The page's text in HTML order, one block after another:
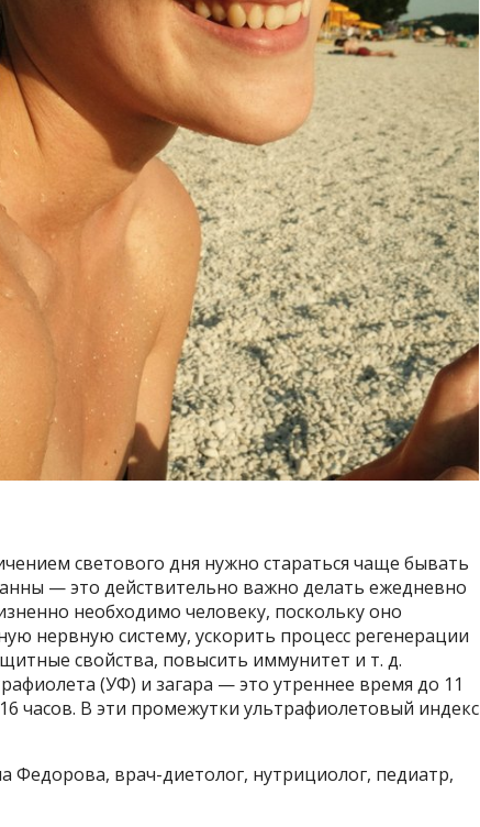
светового дня нужно стараться чаще бывать
— это действительно важно делать ежедневно
необходимо человеку, поскольку оно
нервную систему, ускорить процесс регенерации
свойства, повысить иммунитет и т. д.
(УФ) и загара — это утреннее время до 11
часов. В эти промежутки ультрафиолетовый индекс
Федорова, врач-диетолог, нутрициолог, педиатр,